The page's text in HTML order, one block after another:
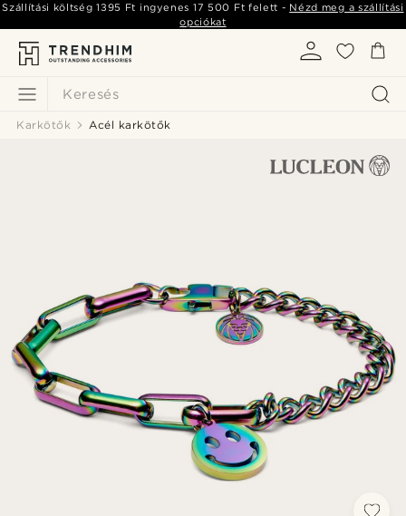
Keresés
Szállítási költség1395 Ft ingyenes 17 500 Ft felett - Nézd meg a szállítási
opciókat
Karkötők Acél karkötők